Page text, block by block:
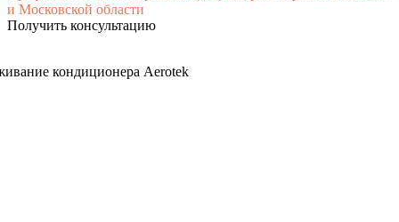
и Московской области
Получить консультацию